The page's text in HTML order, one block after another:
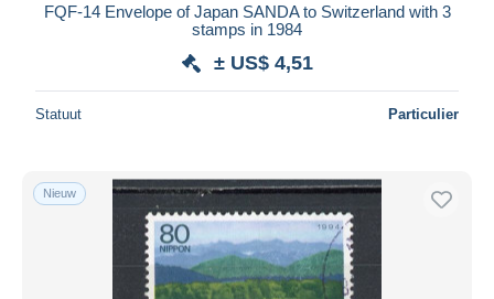
FQF-14 Envelope of Japan SANDA to Switzerland with 3
stamps in 1984
± US$ 4,51
Statuut Particulier
Nieuw